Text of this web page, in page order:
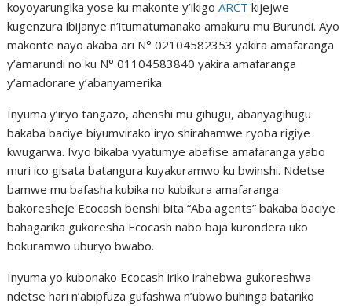
koyoyarungika yose ku makonte y’ikigoARCT kijejwe
kugenzura ibijanye n’itumatumanako amakuru mu Burundi. Ayo
makonte nayo akaba ari N° 02104582353 yakira amafaranga
y’amarundi no ku N° 01104583840 yakira amafaranga
y’amadorare y’abanyamerika.
Inyuma y’iryo tangazo, ahenshi mu gihugu, abanyagihugu
bakaba baciye biyumvirako iryo shirahamwe ryoba rigiye
kwugarwa. Ivyo bikaba vyatumye abafise amafaranga yabo
muri ico gisata batangura kuyakuramwo ku bwinshi. Ndetse
bamwe mu bafasha kubika no kubikura amafaranga
bakoresheje Ecocash benshi bita “Aba agents” bakaba baciye
bahagarika gukoresha Ecocash nabo baja kurondera uko
bokuramwo uburyo bwabo.
Inyuma yo kubonako Ecocash iriko irahebwa gukoreshwa
ndetse hari n’abipfuza gufashwa n’ubwo buhinga batariko